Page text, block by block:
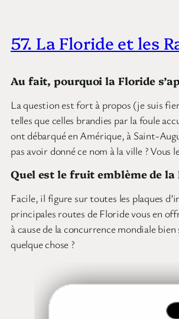
57. La Floride et les
Au fait, pourquoi la Floride
La question est fort à propos (je suis
telles que celles brandies par la foule
ont débarqué en Amérique, à Saint-
pas avoir donné ce nom à la ville ?
Quel est le fruit emblème de la
Facile, il figure sur toutes les plaques
principales routes de Floride vous en
à cause de la concurrence mondiale
quelque chose ?